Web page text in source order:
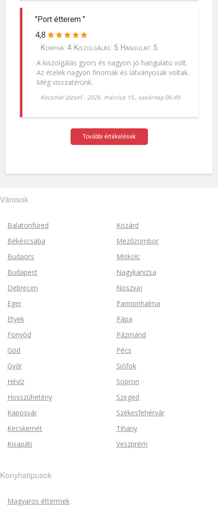
"Port étterem "
4,8
Konyha: 4 Kiszolgálás: 5 Hangulat: 5
A kiszolgálás gyors és nagyon jó hangulatu volt.
Az ételek nagyon finomak és látványosak voltak.
Még visszatérünk.
Kocsmár József -2026. március 15., vasárnap 06:49
További értékelések
Városok
Balatonfüred
Békéscsaba
Budaörs
Budapest
Debrecen
Eger
Etyek
Fonyód
Göd
Győr
Hévíz
Hosszúhetény
Kaposvár
Kecskemét
Kisapáti
Kozárd
Mezőzombor
Miskolc
Nagykanizsa
Noszvaj
Pannonhalma
Pápa
Pázmánd
Pécs
Siófok
Sopron
Szeged
Székesfehérvár
Tihany
Veszprém
Konyhatípusok
Magyaros éttermek